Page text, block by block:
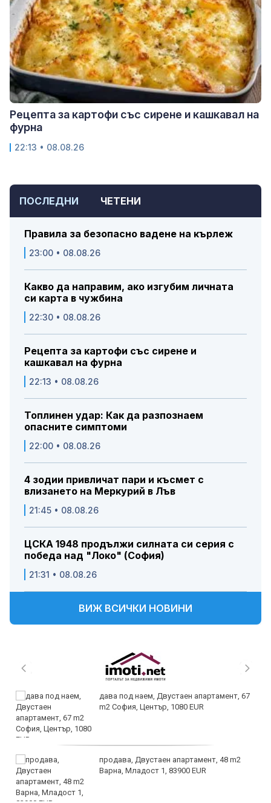
ПОСЛЕДНИ ЧЕТЕНИ
Правила за безопасно вадене на кърлеж
23:00 • 08.08.26
Какво да направим, ако изгубим личната
си карта в чужбина
22:30 • 08.08.26
Рецепта за картофи със сирене и
кашкавал на фурна
22:13 • 08.08.26
Топлинен удар: Как да разпознаем
опасните симптоми
22:00 • 08.08.26
4 зодии привличат пари и късмет с
влизането на Меркурий в Лъв
21:45 • 08.08.26
ЦСКА 1948 продължи силната си серия с
победа над "Локо" (София)
21:31 • 08.08.26
ВИЖ ВСИЧКИ НОВИНИ
дава под наем, Двустаен апартамент, 67
m2 София, Център, 1080 EUR
продава, Двустаен апартамент, 48 m2
Варна, Младост 1, 83900 EUR
Рецепта за картофи със сирене и кашкавал на
фурна
22:13 • 08.08.26